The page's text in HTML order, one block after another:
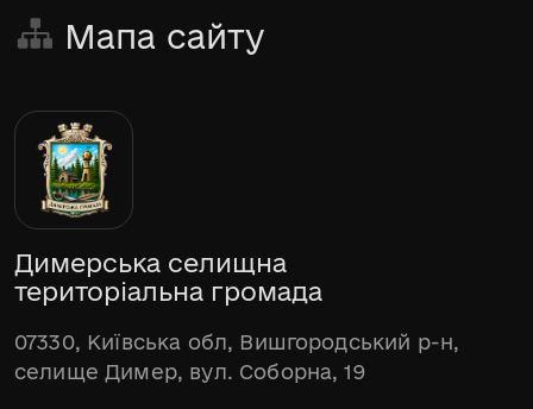
Мапа сайту
Димерська селищна
територіальна громада
07330, Київська обл, Вишгородський р-н,
селище Димер, вул. Соборна, 19